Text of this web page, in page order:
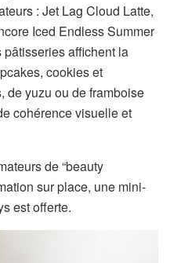
: Jet Lag Cloud Latte,
Iced Endless Summer
affichent la
cookies et
de yuzu ou de framboise
cohérence visuelle et
de “beauty
sur place, une mini-
est offerte.